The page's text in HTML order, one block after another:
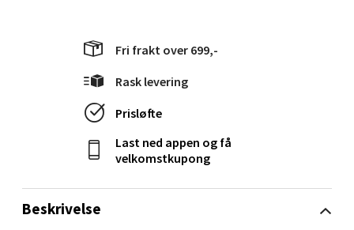
Beskrivelse
Fri frakt over 699,-
Rask levering
Prisløfte
Last ned appen og få
velkomstkupong
0 i butikk
Ålesund - Thon Senter Moa
Langelandsvegen 25, 6010 Ålesund